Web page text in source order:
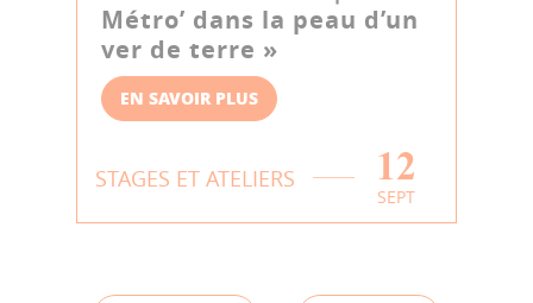
Métro’ dans la peau d’un
ver de terre »
EN SAVOIR PLUS
STAGES ET ATELIERS 12
SEPT